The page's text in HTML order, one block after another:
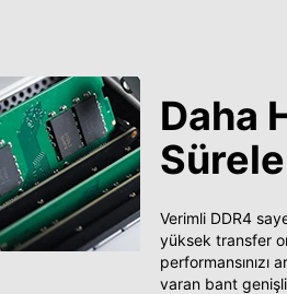
Daha
Verimli DDR4
yüksek transfer
performansınızı
varan bant